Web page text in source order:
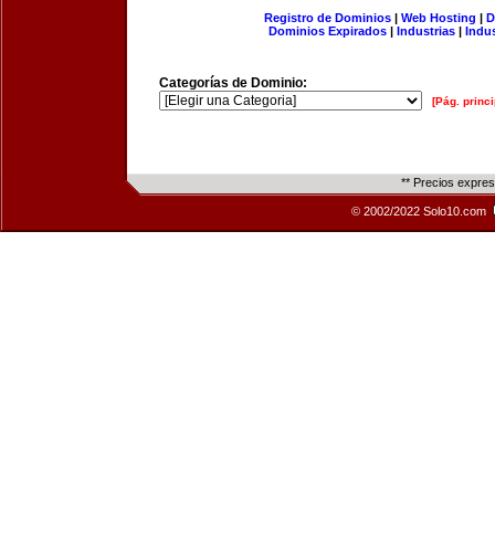
Registro de Dominios| Web Hosting |
Dominios Expirados | Industrias |
Categorías de Dominio:
[Pág.
** Precios
© 2002/2022 Solo10.com